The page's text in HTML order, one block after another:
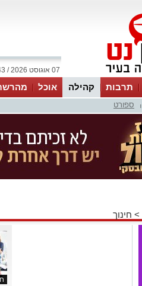
07 אוגוסט 2026 / 20:43
תרבות קהילה אוכל
ספורט
> חינוך